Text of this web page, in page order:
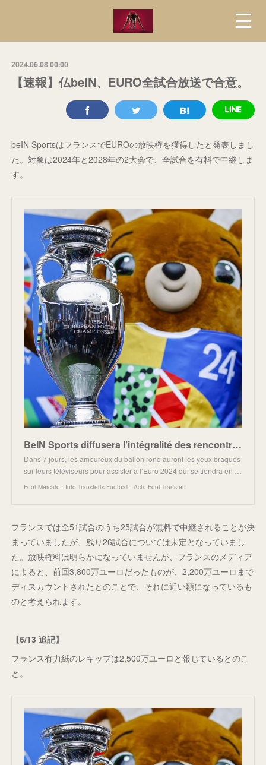
2024.06.08 00:00
【速報】仏beIN、EURO全試合放送で合意。
beIN SportsはフランスでEUROの放映権を獲得したと発表しまし
た。対象は2024年と2028年の2大会で、全試合を有料で中継しま
す。
BeIN Sports diffusera l’intégralité des rencontres de l’Euro 2024 et 2028
Dans 7 jours, les amoureux du ballon rond auront les yeux braqués
sur leurs téléviseurs pour assister à l’Euro 2024 qui se tiendra en …
Foot Mercato : Info Transferts Football - Actu Foot Transfert
フランスでは全51試合のうち25試合が無料で中継されることが決
まっていましたが、残り26試合については未定となっていまし
た。放映権料は明らかになっていませんが、フランスのメディア
によると、前回3,800万ユーロだったものが、2,200万ユーロまで
ディスカウントされたとのことで、それに近い額になっているも
のと考えられます。
【6/13 追記】
フランス有力紙のレキップは2,500万ユーロと報じているとのこ
と。